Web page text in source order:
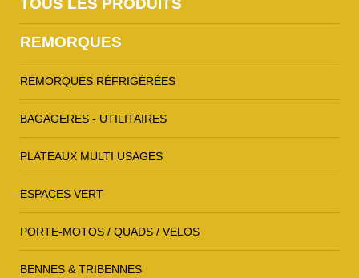
TOUS LES PRODUITS
REMORQUES
REMORQUES RÉFRIGÉRÉES
BAGAGERES - UTILITAIRES
PLATEAUX MULTI USAGES
ESPACES VERT
PORTE-MOTOS / QUADS / VELOS
BENNES & TRIBENNES